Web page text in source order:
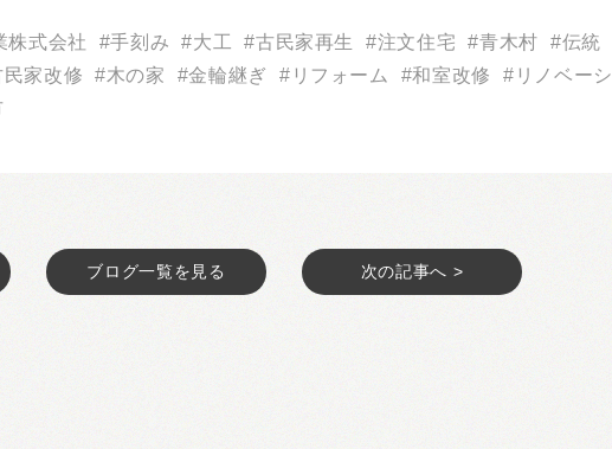
株式会社 手刻み 大工 古民家再生 注文住宅 青木村
伝統
民家改修 木の家 金輪継ぎ リフォーム 和室改修
リノベーシ
ブログ一覧を見る 次の記事へ >